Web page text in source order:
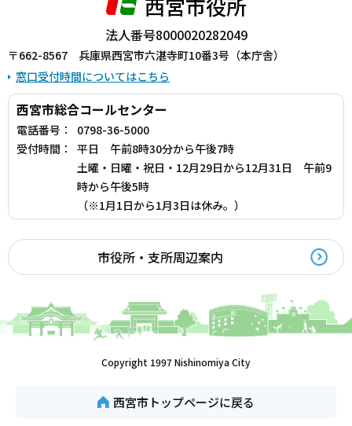
法人番号8000020282049
〒662-8567 兵庫県西宮市六湛寺町10番3号（本庁舎）
窓口受付時間についてはこちら
西宮市総合コールセンター
電話番号：
0798-36-5000
受付時間：
平日 午前8時30分から午後7時
土曜・日曜・祝日・12月29日から12月31日 午前9
時から午後5時
（※1月1日から1月3日は休み。）
市役所・支所周辺案内
Copyright 1997 Nishinomiya City
西宮市トップページに戻る